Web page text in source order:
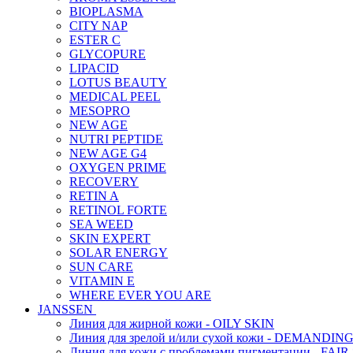
BIOPLASMA
CITY NAP
ESTER C
GLYCOPURE
LIPACID
LOTUS BEAUTY
MEDICAL PEEL
MESOPRO
NEW AGE
NUTRI PEPTIDE
NEW AGE G4
OXYGEN PRIME
RECOVERY
RETIN A
RETINOL FORTE
SEA WEED
SKIN EXPERT
SOLAR ENERGY
SUN CARE
VITAMIN E
WHERE EVER YOU ARE
JANSSEN
Линия для жирной кожи - OILY SKIN
Линия для зрелой и/или сухой кожи -